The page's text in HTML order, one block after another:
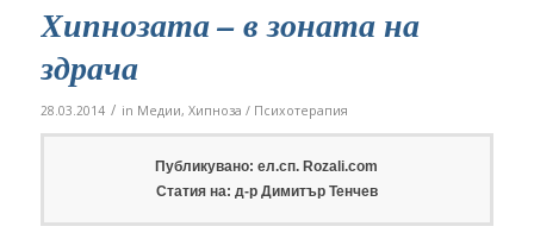
Хипнозата – в зоната на
здрача
28.03.2014 / in Медии, Хипноза / Психотерапия
Публикувано: ел.сп. Rozali.com
Статия на: д-р Димитър Тенчев